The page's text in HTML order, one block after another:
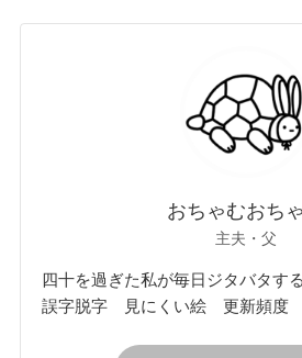
おちゃむおち
主夫・父
四十を過ぎた私が毎日ジタバタす
誤字脱字 見にくい絵 更新頻度